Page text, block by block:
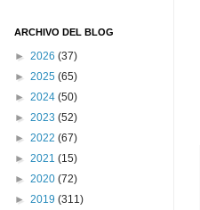
ARCHIVO DEL BLOG
► 2026 (37)
► 2025 (65)
► 2024 (50)
► 2023 (52)
► 2022 (67)
► 2021 (15)
► 2020 (72)
► 2019 (311)